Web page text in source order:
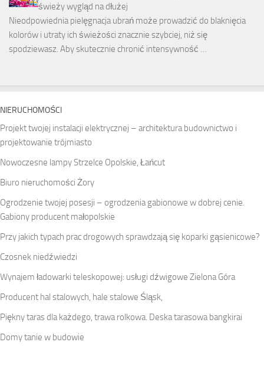
świeży wygląd na dłużej
Nieodpowiednia pielęgnacja ubrań może prowadzić do blaknięcia
kolorów i utraty ich świeżości znacznie szybciej, niż się
spodziewasz. Aby skutecznie chronić intensywność …
NIERUCHOMOŚCI
Projekt twojej instalacji elektrycznej – architektura budownictwo i
projektowanie trójmiasto
Nowoczesne lampy Strzelce Opolskie, Łańcut
Biuro nieruchomości Żory
Ogrodzenie twojej posesji – ogrodzenia gabionowe w dobrej cenie.
Gabiony producent małopolskie
Przy jakich typach prac drogowych sprawdzają się koparki gąsienicowe?
Czosnek niedźwiedzi
Wynajem ładowarki teleskopowej: usługi dźwigowe Zielona Góra
Producent hal stalowych, hale stalowe Śląsk,
Piękny taras dla każdego, trawa rolkowa. Deska tarasowa bangkirai
Domy tanie w budowie